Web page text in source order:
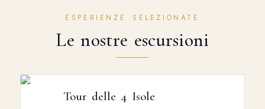
ESPERIENZE SELEZIONATE
Le nostre escursioni
Tour delle 4 Isole